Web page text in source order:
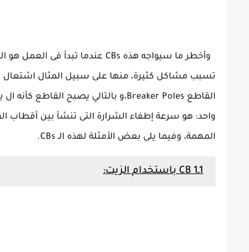
وأخطر ما سيواجه هذه CBs عندما تبدأ فى العمل هو الشرارة (Arc) التى ستنشأ بين قطبي الـ
تسبب مشاكل كثيرة، منها على سبيل المثال اشتعال
القاطع Breaker Poles،و بالتالي يصبح القاطع كأنه ال
واحد: هو سرعة إطفاء الشرارة التى تنشأ بين أقطاب
المهمة، وفيما يلى بعض الأمثلة لهذه الـ CBs.
1ـ1 CB باستخدام الزيت: